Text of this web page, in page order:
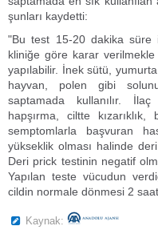
şunları kaydetti:
"Bu test 15-20 dakika süre
kliniğe göre karar
yapılabilir. İnek sütü,
hayvan, polen gibi
saptamada kullanılır.
hapşırma, ciltte
semptomlarla başvuran
yükseklik olması halinde
Deri prick testinin negatif
Yapılan teste vücudun
cildin normale dönmesi 2
Kaynak: